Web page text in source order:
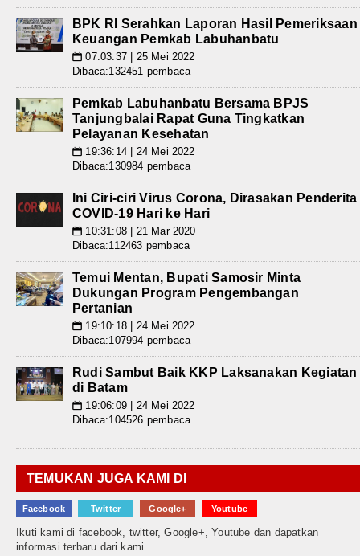
BPK RI Serahkan Laporan Hasil Pemeriksaan
Keuangan Pemkab Labuhanbatu
📅 07:03:37 | 25 Mei 2022
Dibaca:132451 pembaca
Pemkab Labuhanbatu Bersama BPJS
Tanjungbalai Rapat Guna Tingkatkan
Pelayanan Kesehatan
📅 19:36:14 | 24 Mei 2022
Dibaca:130984 pembaca
Ini Ciri-ciri Virus Corona, Dirasakan Penderita
COVID-19 Hari ke Hari
📅 10:31:08 | 21 Mar 2020
Dibaca:112463 pembaca
Temui Mentan, Bupati Samosir Minta
Dukungan Program Pengembangan
Pertanian
📅 19:10:18 | 24 Mei 2022
Dibaca:107994 pembaca
Rudi Sambut Baik KKP Laksanakan Kegiatan
di Batam
📅 19:06:09 | 24 Mei 2022
Dibaca:104526 pembaca
TEMUKAN JUGA KAMI DI
Facebook Twitter Google+ Youtube
Ikuti kami di facebook, twitter, Google+, Youtube dan dapatkan
informasi terbaru dari kami.